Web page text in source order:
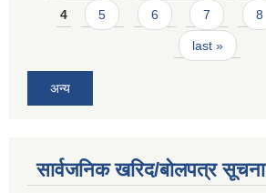
4 5 6 7 8
last »
अन्य
सार्वजनिक खरिद/बोलपत्र सूचना